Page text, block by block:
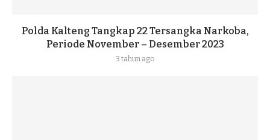
Polda Kalteng Tangkap 22 Tersangka Narkoba,
Periode November – Desember 2023
3 tahun ago